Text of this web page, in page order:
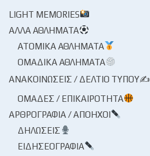
LIGHT MEMORIES
ΆΛΛΑ ΑΘΛΉΜΑΤΑ
ΑΤΟΜΙΚΆ ΑΘΛΉΜΑΤΑ
ΟΜΑΔΙΚΆ ΑΘΛΉΜΑΤΑ
ΑΝΑΚΟΙΝΏΣΕΙΣ / ΔΕΛΤΊΟ ΤΎΠΟΥ✍
ΟΜΆΔΕΣ / ΕΠΙΚΑΙΡΌΤΗΤΑ
ΑΡΘΡΟΓΡΑΦΊΑ / ΑΠΌΗΧΟΙ
ΔΗΛΏΣΕΙΣ
ΕΙΔΗΣΕΟΓΡΑΦΊΑ